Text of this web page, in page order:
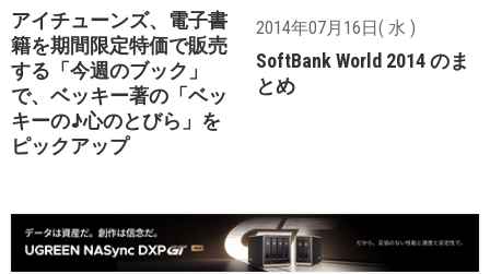
アイチューンズ、電子書
籍を期間限定特価で販売
する「今週のブック」
で、ベッキー著の「ベッ
キーの♪心のとびら」を
ピックアップ
2014年07月16日( 水 )
SoftBank World 2014 のま
とめ